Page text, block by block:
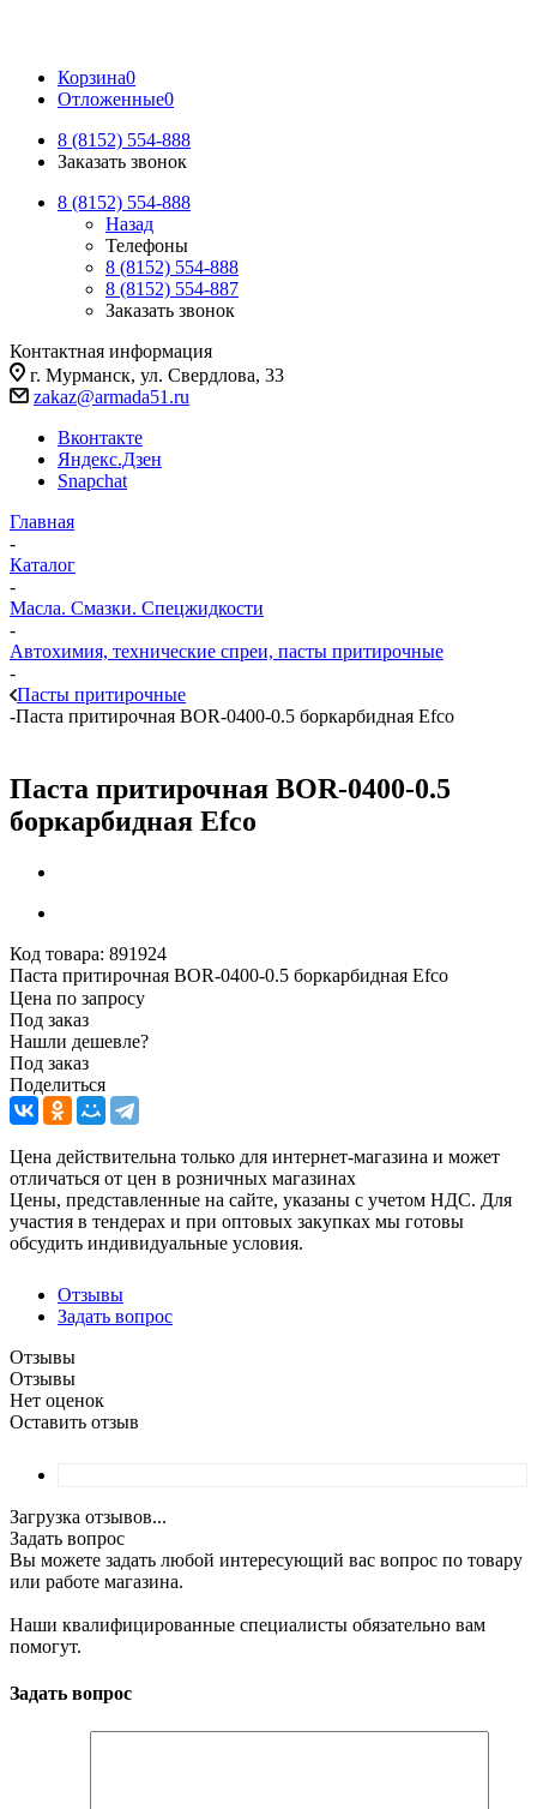
Корзина0
Отложенные0
8 (8152) 554-888
Заказать звонок
8 (8152) 554-888
Назад
Телефоны
8 (8152) 554-888
8 (8152) 554-887
Заказать звонок
Контактная информация
г. Мурманск, ул. Свердлова, 33
zakaz@armada51.ru
Вконтакте
Яндекс.Дзен
Snapchat
Главная
-
Каталог
-
Масла. Смазки. Спецжидкости
-
Автохимия, технические спреи, пасты притирочные
-
Пасты притирочные
-Паста притирочная BOR-0400-0.5 боркарбидная Efco
Паста притирочная BOR-0400-0.5
боркарбидная Efco
Код товара: 891924
Паста притирочная BOR-0400-0.5 боркарбидная Efco
Цена по запросу
Под заказ
Нашли дешевле?
Под заказ
Поделиться
Цена действительна только для интернет-магазина и может
отличаться от цен в розничных магазинах
Цены, представленные на сайте, указаны с учетом НДС. Для
участия в тендерах и при оптовых закупках мы готовы
обсудить индивидуальные условия.
Отзывы
Задать вопрос
Отзывы
Отзывы
Нет оценок
Оставить отзыв
Загрузка отзывов...
Задать вопрос
Вы можете задать любой интересующий вас вопрос по товару
или работе магазина.
Наши квалифицированные специалисты обязательно вам
помогут.
Задать вопрос